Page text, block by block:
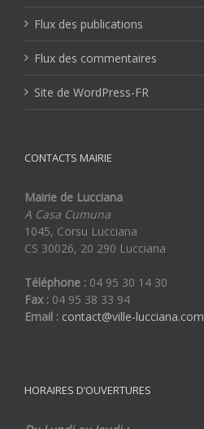
Flux des publications
Flux des commentaires
Site de WordPress-FR
CONTACTS MAIRIE
Mairie de Lucciana
A Casa Cumuna
1045, Corsu Lucciana
CS 30026, 20 290 Lucciana
Téléphone : 04 95 30 14 30
Fax : 04 95 38 33 94
Email : contact@ville-lucciana.com
HORAIRES D’OUVERTURES